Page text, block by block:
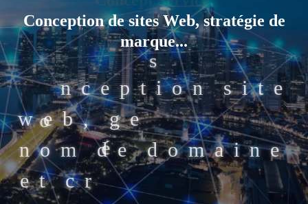
stratégie de marque...
C o n c e p t i o n
, g e s t i o n d e
n o m d e d
o
t
c r é a t i o n d e
w
e b m a i l